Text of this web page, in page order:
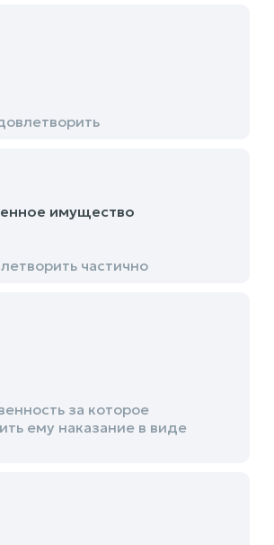
имущество
частично
за которое
ему наказание в виде